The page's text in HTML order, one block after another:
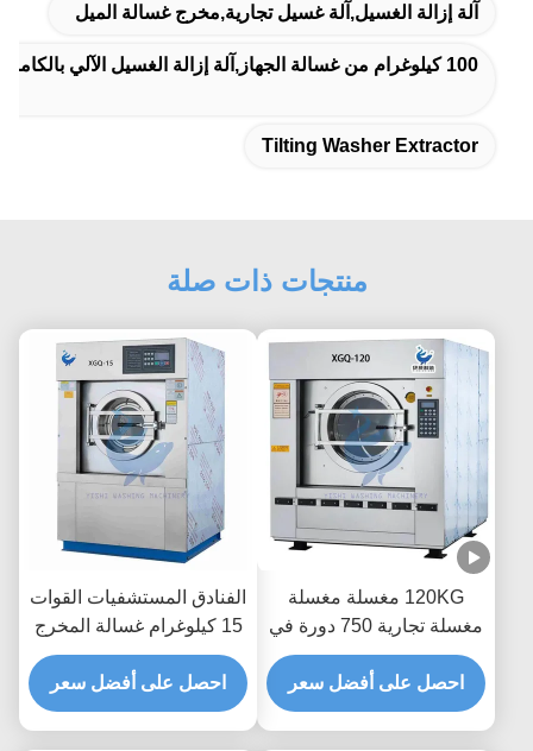
الغسيل,آلة غسيل تجارية,مخرج غسالة الميل
Tilting Washer
منتجات ذات صلة
120KG مغسلة مغسلة
مغسلة تجارية 750 دورة في
الدقيقة
على أفضل سعر
الفنادق المستشفيات القوات
15 كيلوغرام غسالة المخرج
آلة الغسيل غسالة المخرج
احصل على أفضل سعر